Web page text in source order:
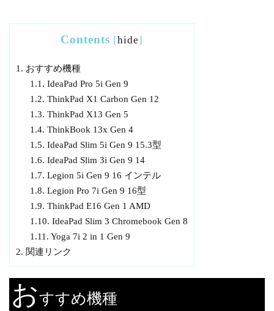
Contents [hide]
1. おすすめ機種
1.1. IdeaPad Pro 5i Gen 9
1.2. ThinkPad X1 Carbon Gen 12
1.3. ThinkPad X13 Gen 5
1.4. ThinkBook 13x Gen 4
1.5. IdeaPad Slim 5i Gen 9 15.3型
1.6. IdeaPad Slim 3i Gen 9 14
1.7. Legion 5i Gen 9 16 インテル
1.8. Legion Pro 7i Gen 9 16型
1.9. ThinkPad E16 Gen 1 AMD
1.10. IdeaPad Slim 3 Chromebook Gen 8
1.11. Yoga 7i 2 in 1 Gen 9
2. 関連リンク
おすすめ機種